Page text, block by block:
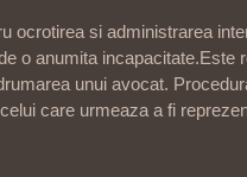
ocrotirea si administrarea
o anumita incapacitate.Este
unui avocat.
care urmeaza a fi